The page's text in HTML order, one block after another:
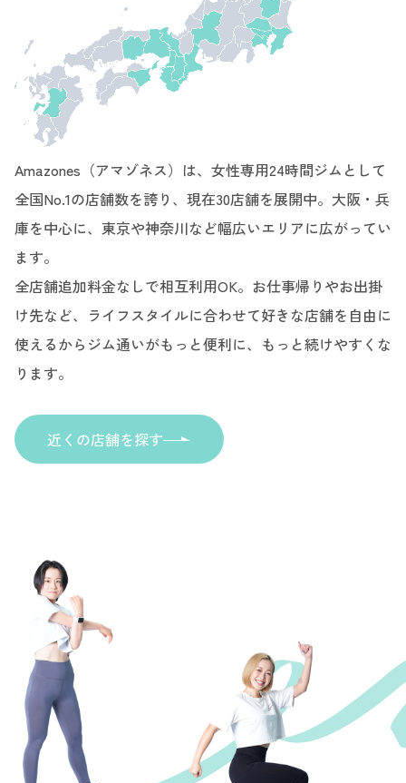
Amazones（アマゾネス）は、女性専用24時間ジムとして
全国No.1の店舗数を誇り、現在30店舗を展開中。大阪・兵
庫を中心に、東京や神奈川など幅広いエリアに広がってい
ます。
全店舗追加料金なしで相互利用OK。お仕事帰りやお出掛
け先など、ライフスタイルに合わせて好きな店舗を自由に
使えるからジム通いがもっと便利に、もっと続けやすくな
ります。
近くの店舗を探す